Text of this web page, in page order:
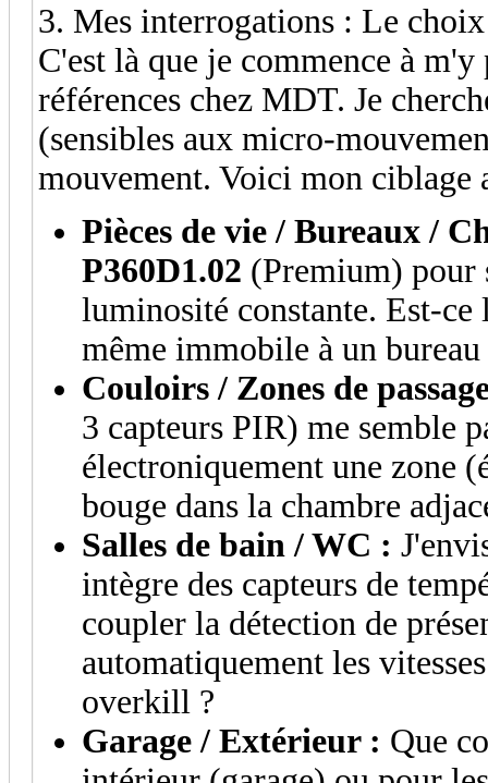
3. Mes interrogations : Le choix
C'est là que je commence à
références chez MDT. Je
(sensibles aux micro-
mouvement. Voici mon ciblage
Pièces de vie / Bureaux /
P360D1.02 (Premium) pour
luminosité constante. Est-ce
même immobile à un bureau
Couloirs / Zones de
3 capteurs PIR) me semble
électroniquement une zone
bouge dans la chambre
Salles de bain / WC :
intègre des capteurs de
coupler la détection de
automatiquement les
overkill ?
Garage / Extérieur : Que